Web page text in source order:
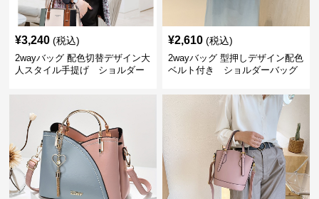
¥3,240 (税込)
2wayバッグ 配色切替デザイン大
人スタイル手提げ ショルダー
¥2,610 (税込)
2wayバッグ 型押しデザイン配色
ベルト付き ショルダーバッグ